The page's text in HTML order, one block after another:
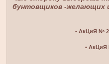
бунтовщиков -желающих
• АкЦиЯ № 2
•